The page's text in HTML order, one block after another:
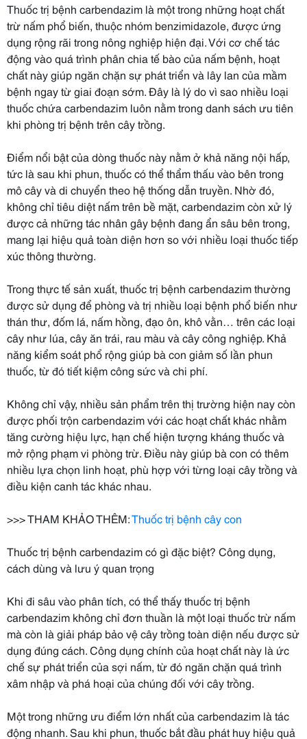
Thuốc trị bệnh carbendazim là một trong những hoạt chất
trừ nấm phổ biến, thuộc nhóm benzimidazole, được ứng
dụng rộng rãi trong nông nghiệp hiện đại. Với cơ chế tác
động vào quá trình phân chia tế bào của nấm bệnh, hoạt
chất này giúp ngăn chặn sự phát triển và lây lan của mầm
bệnh ngay từ giai đoạn sớm. Đây là lý do vì sao nhiều loại
thuốc chứa carbendazim luôn nằm trong danh sách ưu tiên
khi phòng trị bệnh trên cây trồng.
Điểm nổi bật của dòng thuốc này nằm ở khả năng nội hấp,
tức là sau khi phun, thuốc có thể thẩm thấu vào bên trong
mô cây và di chuyển theo hệ thống dẫn truyền. Nhờ đó,
không chỉ tiêu diệt nấm trên bề mặt, carbendazim còn xử lý
được cả những tác nhân gây bệnh đang ẩn sâu bên trong,
mang lại hiệu quả toàn diện hơn so với nhiều loại thuốc tiếp
xúc thông thường.
Trong thực tế sản xuất, thuốc trị bệnh carbendazim thường
được sử dụng để phòng và trị nhiều loại bệnh phổ biến như
thán thư, đốm lá, nấm hồng, đạo ôn, khô vằn… trên các loại
cây như lúa, cây ăn trái, rau màu và cây công nghiệp. Khả
năng kiểm soát phổ rộng giúp bà con giảm số lần phun
thuốc, từ đó tiết kiệm công sức và chi phí.
Không chỉ vậy, nhiều sản phẩm trên thị trường hiện nay còn
được phối trộn carbendazim với các hoạt chất khác nhằm
tăng cường hiệu lực, hạn chế hiện tượng kháng thuốc và
mở rộng phạm vi phòng trừ. Điều này giúp bà con có thêm
nhiều lựa chọn linh hoạt, phù hợp với từng loại cây trồng và
điều kiện canh tác khác nhau.
>>> THAM KHẢO THÊM:Thuốc trị bệnh cây con
Thuốc trị bệnh carbendazim có gì đặc biệt? Công dụng,
cách dùng và lưu ý quan trọng
Khi đi sâu vào phân tích, có thể thấy thuốc trị bệnh
carbendazim không chỉ đơn thuần là một loại thuốc trừ nấm
mà còn là giải pháp bảo vệ cây trồng toàn diện nếu được sử
dụng đúng cách. Công dụng chính của hoạt chất này là ức
chế sự phát triển của sợi nấm, từ đó ngăn chặn quá trình
xâm nhập và phá hoại của chúng đối với cây trồng.
Một trong những ưu điểm lớn nhất của carbendazim là tác
động nhanh. Sau khi phun, thuốc bắt đầu phát huy hiệu quả